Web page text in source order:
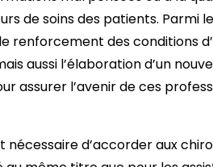
de soins des patients. Parmi
le renforcement des conditions
aussi l’élaboration d’un
assurer l’avenir de ces
nécessaire d’accorder aux